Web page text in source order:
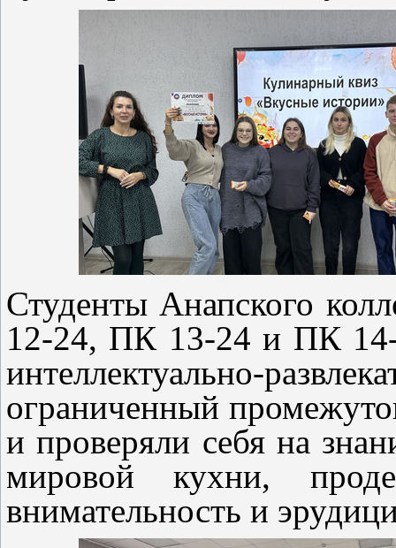
Студенты Анапского
12-24, ПК 13-24 и ПК 14-
интеллектуально-
ограниченный
и проверяли себя на
мировой кухни,
внимательность и